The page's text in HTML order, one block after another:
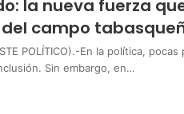
la nueva fuerza
campo
POLÍTICO).-En la política,
Sin embargo, en…